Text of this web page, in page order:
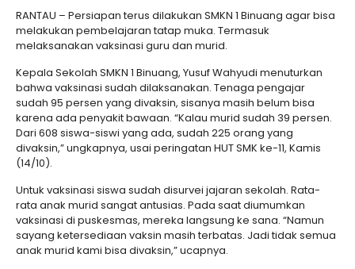
RANTAU – Persiapan terus dilakukan SMKN 1 Binuang agar bisa
melakukan pembelajaran tatap muka. Termasuk
melaksanakan vaksinasi guru dan murid.
Kepala Sekolah SMKN 1 Binuang, Yusuf Wahyudi menuturkan
bahwa vaksinasi sudah dilaksanakan. Tenaga pengajar
sudah 95 persen yang divaksin, sisanya masih belum bisa
karena ada penyakit bawaan. “Kalau murid sudah 39 persen.
Dari 608 siswa-siswi yang ada, sudah 225 orang yang
divaksin,” ungkapnya, usai peringatan HUT SMK ke-11, Kamis
(14/10).
Untuk vaksinasi siswa sudah disurvei jajaran sekolah. Rata-
rata anak murid sangat antusias. Pada saat diumumkan
vaksinasi di puskesmas, mereka langsung ke sana. “Namun
sayang ketersediaan vaksin masih terbatas. Jadi tidak semua
anak murid kami bisa divaksin,” ucapnya.